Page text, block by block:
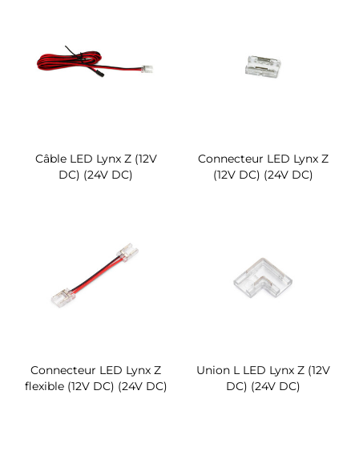
Câble LED Lynx Z (12V
DC) (24V DC)
Connecteur LED Lynx Z
(12V DC) (24V DC)
Connecteur LED Lynx Z
flexible (12V DC) (24V DC)
Union L LED Lynx Z (12V
DC) (24V DC)